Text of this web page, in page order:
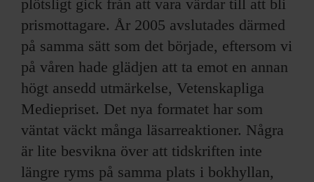
plötsligt gick från att vara värdar till att bli
prismottagare. År 2005 avslutades därmed
på samma sätt som det började, eftersom vi
på våren hade glädjen att ta emot en annan
högt ansedd utmärkelse, Vetenskapliga
Mediepriset. Det nya formatet har som
väntat väckt många läsarreaktioner. Några
är lite besvikna över att tidskriften inte
längre ryms på samma plats i bokhyllan,